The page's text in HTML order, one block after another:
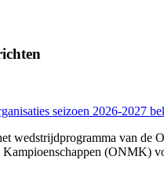
seizoen 2026-2027
wedstrijdprogramma van de
Kampioenschappen (ONMK)